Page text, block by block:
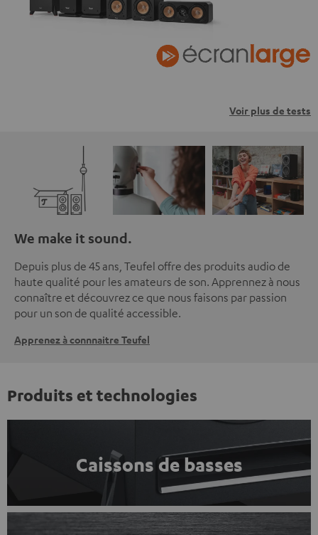
Voir plus de tests
We make it sound.
Depuis plus de 45 ans, Teufel offre des produits audio de
haute qualité pour les amateurs de son. Apprennez à nous
connaître et découvrez ce que nous faisons par passion
pour un son de qualité accessible.
Apprenez à connnaitre Teufel
Produits et technologies
Caissons de basses